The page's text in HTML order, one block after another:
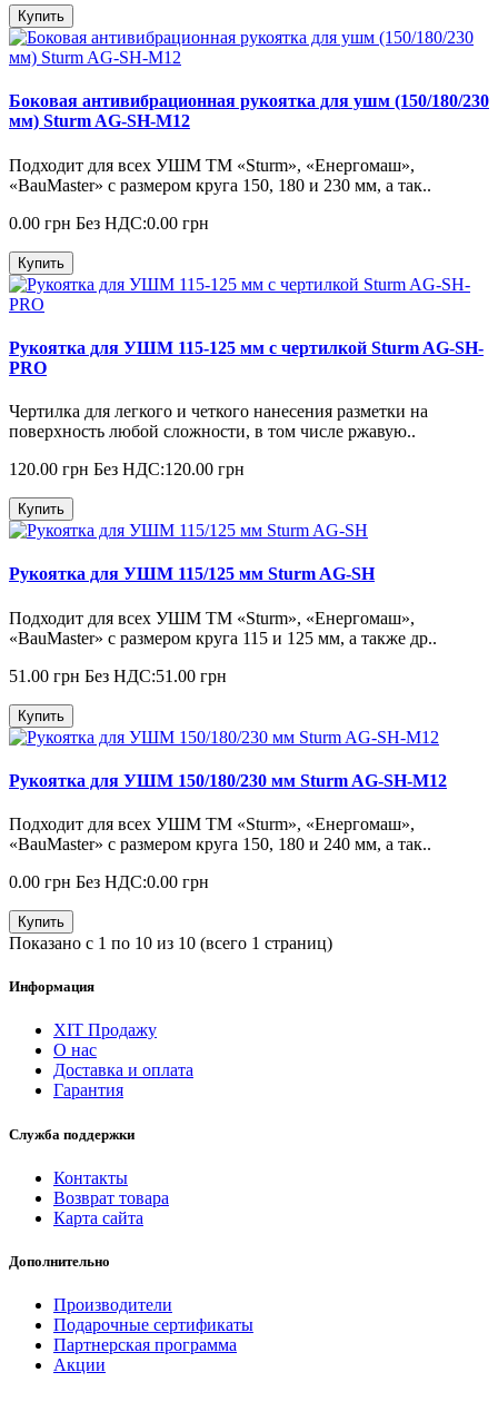
Купить
Боковая антивибрационная рукоятка для ушм (150/180/230
мм) Sturm AG-SH-M12
Подходит для всех УШМ ТМ «Sturm», «Енергомаш»,
«BauMaster» с размером круга 150, 180 и 230 мм, а так..
0.00 грн Без НДС:0.00 грн
Купить
Рукоятка для УШМ 115-125 мм с чертилкой Sturm AG-SH-
PRO
Чертилка для легкого и четкого нанесения разметки на
поверхность любой сложности, в том числе ржавую..
120.00 грн Без НДС:120.00 грн
Купить
Рукоятка для УШМ 115/125 мм Sturm AG-SH
Подходит для всех УШМ ТМ «Sturm», «Енергомаш»,
«BauMaster» с размером круга 115 и 125 мм, а также др..
51.00 грн Без НДС:51.00 грн
Купить
Рукоятка для УШМ 150/180/230 мм Sturm AG-SH-M12
Подходит для всех УШМ ТМ «Sturm», «Енергомаш»,
«BauMaster» с размером круга 150, 180 и 240 мм, а так..
0.00 грн Без НДС:0.00 грн
Купить
Показано с 1 по 10 из 10 (всего 1 страниц)
Информация
ХІТ Продажу
О нас
Доставка и оплата
Гарантия
Служба поддержки
Контакты
Возврат товара
Карта сайта
Дополнительно
Производители
Подарочные сертификаты
Партнерская программа
Акции